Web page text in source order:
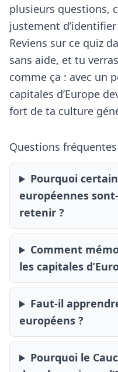
plusieurs questions,
justement
Reviens sur ce quiz
sans aide, et tu
comme ça : avec un
capitales d’Europe
fort de ta culture
Questions fréquentes
Pourquoi
européennes
retenir ?
Comment
les capitales
Faut-il
européens ?
Pourquoi le